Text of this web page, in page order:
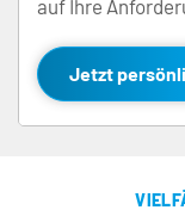
auf Ihre
Jetzt